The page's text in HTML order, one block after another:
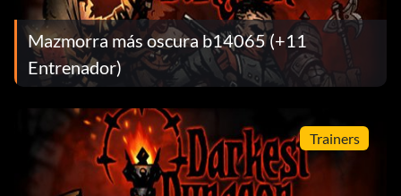
Mazmorra más oscura b14065 (+11
Entrenador)
Trainers